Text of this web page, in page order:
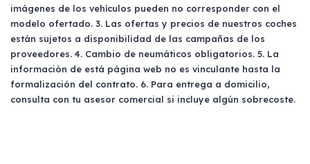
presentar el acta de titularidad real y la
escritura de constitución y poderes de la
empresa.
específicas sobre quién puede utilizar el
vehículo, pero se recomienda revisar las
condiciones del contrato para evitar
sorpresas.
imágenes de los vehículos pueden no corresponder con el
modelo ofertado. 3. Las ofertas y precios de nuestros coches
están sujetos a disponibilidad de las campañas de los
proveedores. 4. Cambio de neumáticos obligatorios. 5. La
información de está página web no es vinculante hasta la
formalización del contrato. 6. Para entrega a domicilio,
consulta con tu asesor comercial si incluye algún sobrecoste.